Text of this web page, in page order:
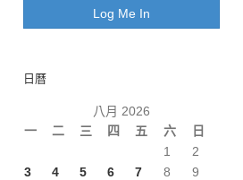
日曆
八月 2026
一
二 三 四 五 六 日
1
2
3
4 5 6 7 8
9